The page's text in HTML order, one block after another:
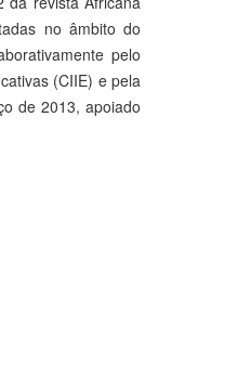
no âmbito do
pelo
(CIIE) e pela
de 2013, apoiado